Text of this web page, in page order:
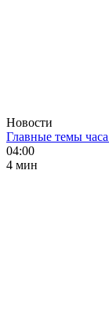
Новости
Главные темы
04:00
4 мин